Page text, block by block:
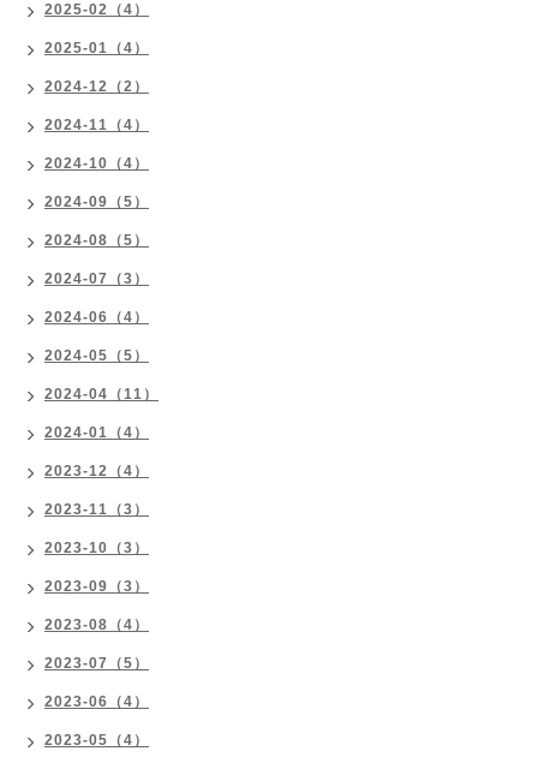
2025-02（4）
2025-01（4）
2024-12（2）
2024-11（4）
2024-10（4）
2024-09（5）
2024-08（5）
2024-07（3）
2024-06（4）
2024-05（5）
2024-04（11）
2024-01（4）
2023-12（4）
2023-11（3）
2023-10（3）
2023-09（3）
2023-08（4）
2023-07（5）
2023-06（4）
2023-05（4）